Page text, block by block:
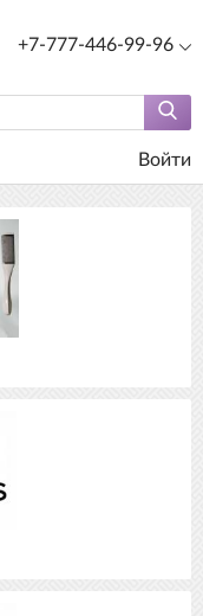
+7-777-446-99-96
Войти